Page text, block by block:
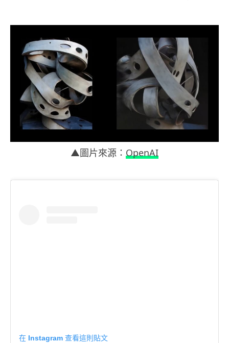
▲圖片來源： OpenAI
在 Instagram 查看這則貼文